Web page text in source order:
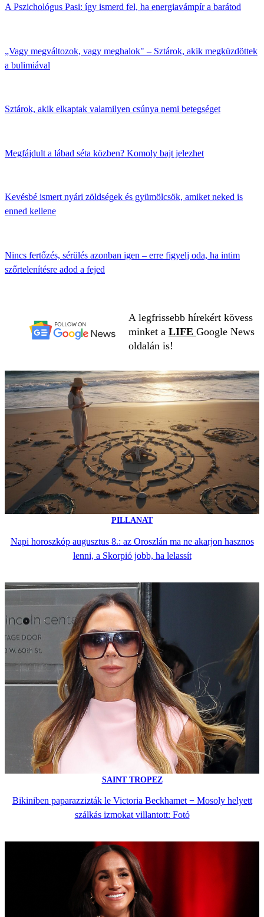
A Pszichológus Pasi: így ismerd fel, ha energiavámpír a barátod
„Vagy megváltozok, vagy meghalok" – Sztárok, akik megküzdöttek
a bulimiával
Sztárok, akik elkaptak valamilyen csúnya nemi betegséget
Megfájdult a lábad séta közben? Komoly bajt jelezhet
Kevésbé ismert nyári zöldségek és gyümölcsök, amiket neked is
enned kellene
Nincs fertőzés, sérülés azonban igen – erre figyelj oda, ha intim
szőrtelenítésre adod a fejed
A legfrissebb hírekért kövess
minket a LIFE Google News
oldalán is!
PILLANAT
Napi horoszkóp augusztus 8.: az Oroszlán ma ne akarjon hasznos
lenni, a Skorpió jobb, ha lelassít
SAINT TROPEZ
Bikiniben paparazzizták le Victoria Beckhamet − Mosoly helyett
szálkás izmokat villantott: Fotó